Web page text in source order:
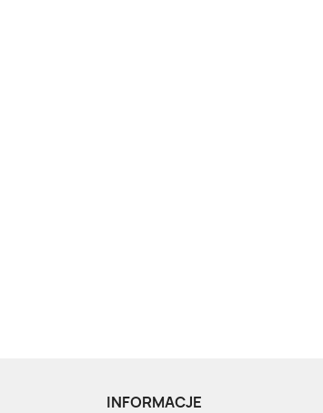
INFORMACJE